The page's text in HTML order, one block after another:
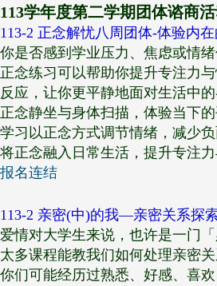
113学年度第二学期团体谘商
113-2 正念解忧八周团体-体验内
你是否感到学业压力、焦虑或情绪
正念练习可以帮助你提升专注力
反应，让你更平静地面对生活中的
正念静坐与身体扫描，体验当下
学习以正念方式调节情绪，减少
将正念融入日常生活，提升专注
报名连结
113-2 亲密(中)的我—亲密关系探
爱情对大学生来说，也许是一门
太多课程能教我们如何处理亲密关
你们可能经历过熟悉、好感、喜